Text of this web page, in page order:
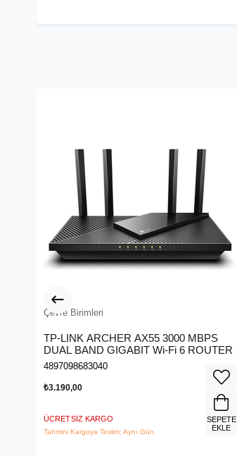
Çevre Birimleri
TP-LINK ARCHER AX55 3000 MBPS
DUAL BAND GIGABIT Wi-Fi 6 ROUTER
4897098683040
₺3.190,00
ÜCRETSIZ KARGO
Tahmini Kargoya Teslim: Aynı Gün
SEPETE
EKLE